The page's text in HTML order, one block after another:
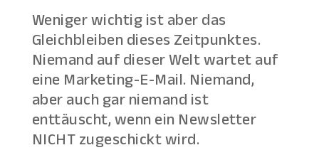
Weniger wichtig ist aber das
Gleichbleiben dieses Zeitpunktes.
Niemand auf dieser Welt wartet auf
eine Marketing-E-Mail. Niemand,
aber auch gar niemand ist
enttäuscht, wenn ein Newsletter
NICHT zugeschickt wird.